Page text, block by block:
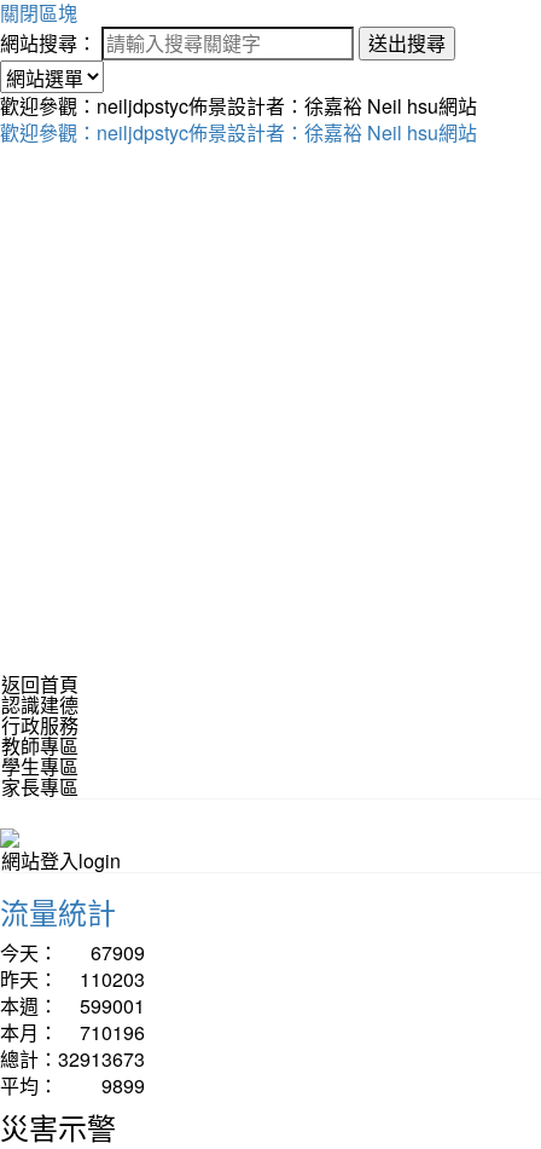
關閉區塊
網站搜尋：
送出搜尋
歡迎參觀：neiljdpstyc佈景設計者：徐嘉裕 Neil hsu網站
歡迎參觀：neiljdpstyc佈景設計者：徐嘉裕 Neil hsu網站
返回首頁
認識建德
行政服務
教師專區
學生專區
家長專區
網站登入login
流量統計
今天：
67909
昨天：
110203
本週：
599001
本月：
710196
總計： 32913673
平均：
9899
災害示警